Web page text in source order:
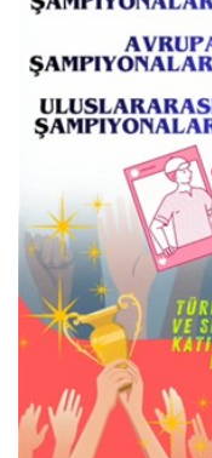
Kredi/Yurt E-
Ödeme
Yurtdışı
Öğrenciler